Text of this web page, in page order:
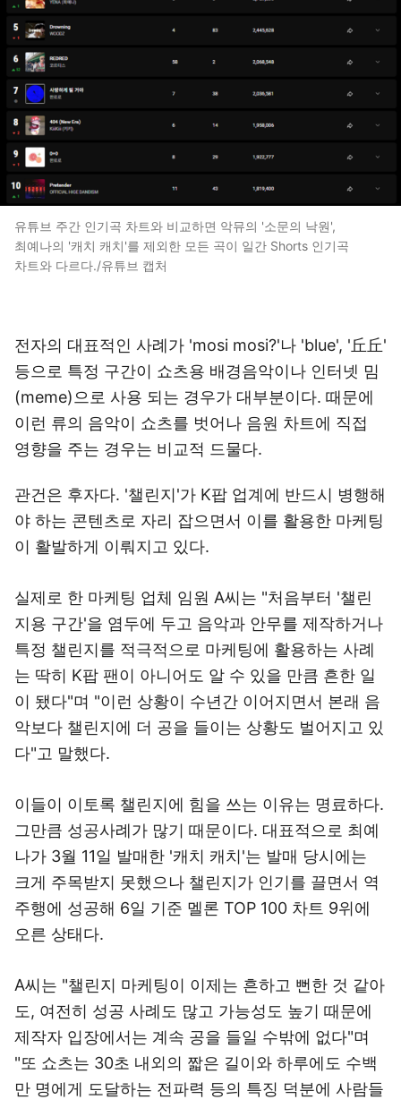
유튜브 주간 인기곡 차트와 비교하면 악뮤의 '소문의 낙원',
최예나의 '캐치 캐치'를 제외한 모든 곡이 일간 Shorts 인기곡
차트와 다르다./유튜브 캡처
전자의 대표적인 사례가 'mosi mosi?'나 'blue', '丘丘'
등으로 특정 구간이 쇼츠용 배경음악이나 인터넷 밈
(meme)으로 사용 되는 경우가 대부분이다. 때문에
이런 류의 음악이 쇼츠를 벗어나 음원 차트에 직접
영향을 주는 경우는 비교적 드물다.
관건은 후자다. '챌린지'가 K팝 업계에 반드시 병행해
야 하는 콘텐츠로 자리 잡으면서 이를 활용한 마케팅
이 활발하게 이뤄지고 있다.
실제로 한 마케팅 업체 임원 A씨는 "처음부터 '챌린
지용 구간'을 염두에 두고 음악과 안무를 제작하거나
특정 챌린지를 적극적으로 마케팅에 활용하는 사례
는 딱히 K팝 팬이 아니어도 알 수 있을 만큼 흔한 일
이 됐다"며 "이런 상황이 수년간 이어지면서 본래 음
악보다 챌린지에 더 공을 들이는 상황도 벌어지고 있
다"고 말했다.
이들이 이토록 챌린지에 힘을 쓰는 이유는 명료하다.
그만큼 성공사례가 많기 때문이다. 대표적으로 최예
나가 3월 11일 발매한 '캐치 캐치'는 발매 당시에는
크게 주목받지 못했으나 챌린지가 인기를 끌면서 역
주행에 성공해 6일 기준 멜론 TOP 100 차트 9위에
오른 상태다.
A씨는 "챌린지 마케팅이 이제는 흔하고 뻔한 것 같아
도, 여전히 성공 사례도 많고 가능성도 높기 때문에
제작자 입장에서는 계속 공을 들일 수밖에 없다"며
"또 쇼츠는 30초 내외의 짧은 길이와 하루에도 수백
만 명에게 도달하는 전파력 등의 특징 덕분에 사람들